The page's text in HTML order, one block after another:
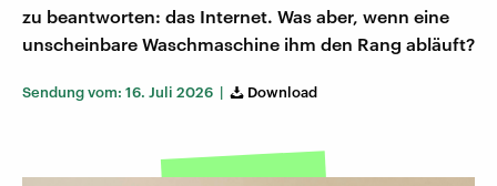
zu beantworten: das Internet. Was aber, wenn eine
unscheinbare Waschmaschine ihm den Rang abläuft?
Sendung vom: 16. Juli 2026 | Download